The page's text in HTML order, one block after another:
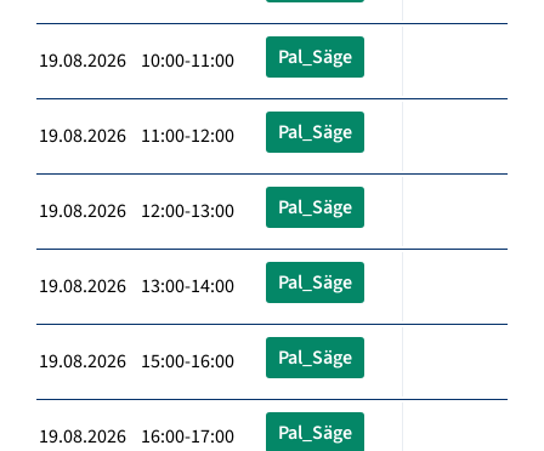
19.08.2026 10:00-11:00 Pal_Säge
19.08.2026 11:00-12:00 Pal_Säge
19.08.2026 12:00-13:00 Pal_Säge
19.08.2026 13:00-14:00 Pal_Säge
19.08.2026 15:00-16:00 Pal_Säge
19.08.2026 16:00-17:00 Pal_Säge